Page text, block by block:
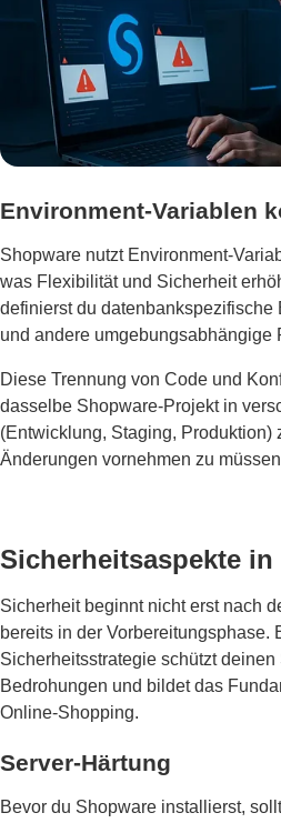
Environment-Variablen
Shopware nutzt Environment-
was Flexibilität und Sicherheit
definierst du datenbankspezifische
und andere umgebungsabhängige
Diese Trennung von Code und
dasselbe Shopware-Projekt in
(Entwicklung, Staging, Produktion)
Änderungen vornehmen zu
Sicherheitsaspekte
Sicherheit beginnt nicht erst nach
bereits in der Vorbereitungsphase.
Sicherheitsstrategie schützt
Bedrohungen und bildet das
Online-Shopping.
Server-Härtung
Bevor du Shopware installierst,